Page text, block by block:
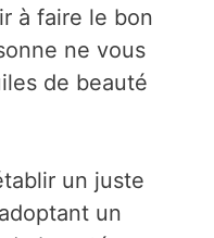
à faire le bon
ne vous
de beauté
un juste
un